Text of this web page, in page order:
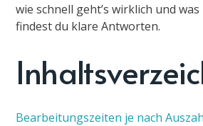
wie schnell geht’s wirklich und
findest du klare Antworten.
Bearbeitungszeiten je nach